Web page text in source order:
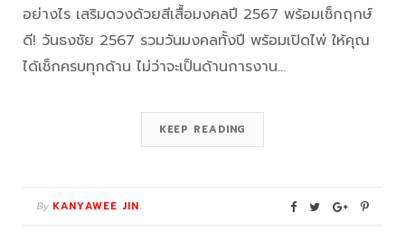
อย่างไร เสริมดวงด้วยสีเสื้อมงคลปี 2567 พร้อมเช็กฤกษ์
ดี! วันธงชัย 2567 รวมวันมงคลทั้งปี พร้อมเปิดไพ่ ให้คุณ
ได้เช็กครบทุกด้าน ไม่ว่าจะเป็นด้านการงาน…
KEEP READING
By KANYAWEE JIN